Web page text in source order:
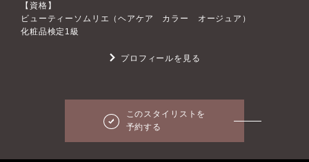
【資格】
ビューティーソムリエ（ヘアケア カラー オージュア）
化粧品検定1級
プロフィールを見る
このスタイリストを
予約する